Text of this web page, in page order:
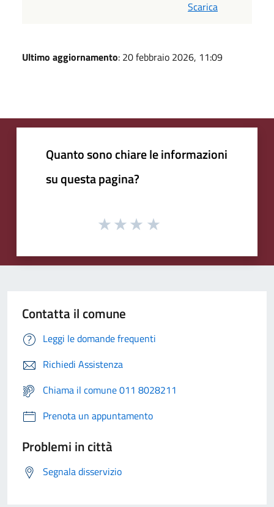
Scarica
Ultimo aggiornamento: 20 febbraio 2026, 11:09
Quanto sono chiare le informazioni
su questa pagina?
Contatta il comune
Leggi le domande frequenti
Richiedi Assistenza
Chiama il comune 011 8028211
Prenota un appuntamento
Problemi in città
Segnala disservizio